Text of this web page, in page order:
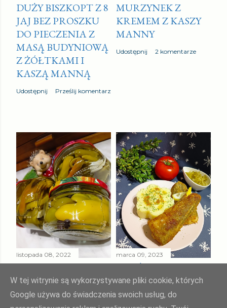
DUŻY BISZKOPT Z 8
JAJ BEZ PROSZKU
DO PIECZENIA Z
MASĄ BUDYNIOWĄ
Z ŻÓŁTKAMI I
KASZĄ MANNĄ
Udostępnij Prześlij komentarz
MURZYNEK Z
KREMEM Z KASZY
MANNY
Udostępnij 2 komentarze
listopada 08, 2022
PAPRYKA ZIELONA
W ZALEWIE
SŁODKO - KWAŚNEJ
marca 09, 2023
SMAŻONY
MORSZCZUK
TUSZKA
W tej witrynie są wykorzystywane pliki cookie, których
Google używa do świadczenia swoich usług, do